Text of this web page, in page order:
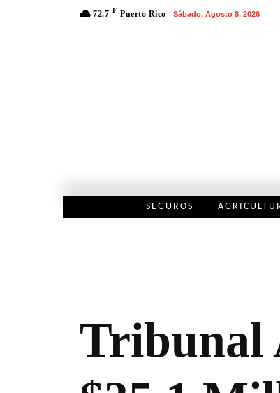
72.7 F Puerto Rico Sábado, Agosto 8, 2026
SEGUROS
Tribunal